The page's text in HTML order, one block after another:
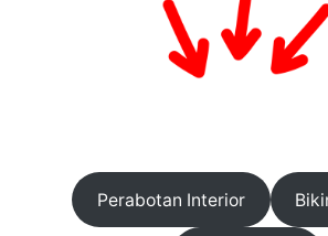
Perabotan Interior